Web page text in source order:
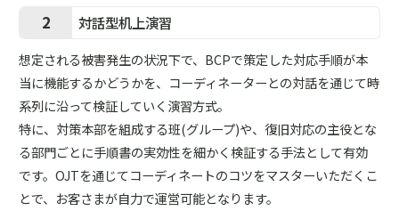
2 対話型机上演習
想定される被害発生の状況下で、BCPで策定した対応手順が本
当に機能するかどうかを、コーディネーターとの対話を通じて時
系列に沿って検証していく演習方式。
特に、対策本部を組成する班(グループ)や、復旧対応の主役とな
る部門ごとに手順書の実効性を細かく検証する手法として有効
です。OJTを通じてコーディネートのコツをマスターいただくこ
とで、お客さまが自力で運営可能となります。